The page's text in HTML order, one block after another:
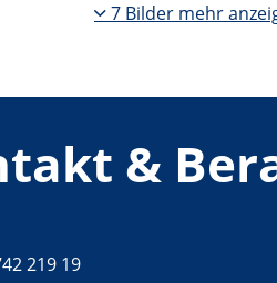
7 Bilder mehr
&
219 19